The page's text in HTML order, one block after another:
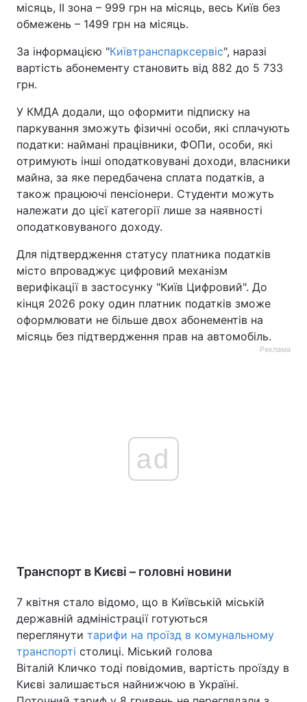
місяць, ІІ зона – 999 грн на місяць, весь Київ без
обмежень – 1499 грн на місяць.
За інформацією "Київтранспарксервіс", наразі
вартість абонементу становить від 882 до 5 733
грн.
У КМДА додали, що оформити підписку на
паркування зможуть фізичні особи, які сплачують
податки: наймані працівники, ФОПи, особи, які
отримують інші оподатковувані доходи, власники
майна, за яке передбачена сплата податків, а
також працюючі пенсіонери. Студенти можуть
належати до цієї категорії лише за наявності
оподатковуваного доходу.
Для підтвердження статусу платника податків
місто впроваджує цифровий механізм
верифікації в застосунку "Київ Цифровий". До
кінця 2026 року один платник податків зможе
оформлювати не більше двох абонементів на
місяць без підтвердження прав на автомобіль.
Реклама
ad
Транспорт в Києві – головні новини
7 квітня стало відомо, що в Київській міській
державній адміністрації готуються
переглянути тарифи на проїзд в комунальному
транспорті столиці. Міський голова
Віталій Кличко тоді повідомив, вартість проїзду в
Києві залишається найнижчою в Україні.